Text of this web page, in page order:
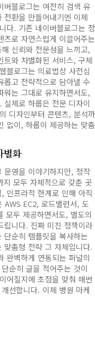
버블로그는 여전히 검색 유
환을 만들어내기엔 이제
다. 기존 네이버블로그는 정
로 자연스럽게 이끌어주는
신뢰와 전문성을 느끼고,
와 차별화된 서비스, 구체
블로그는 의료법상 사전심
고 전략적으로 담아낼 수
는 그대로 유지하면서도,
제로 하룹은 전문 디자이
디자인부터 콘텐츠, 분석까
없이, 하룹이 제공하는 맞춤
별화
운영을 이야기하지만, 정작
지 모두 자체적으로 갖춘 곳
인프라적 한계로 인해 아직
AWS EC2, 로드밸런서, 도
모두 제공하면서도, 별도의
립니다. 진짜 미친 정책이라
순히 템플릿을 복사하는
춤형 전략 그 자체입니다.
완벽하게 연동되는 퍼널의
순히 글을 적어주는 것이
어질지에 초점을 맞춰 매번
선합니다. 이제 병원 마케